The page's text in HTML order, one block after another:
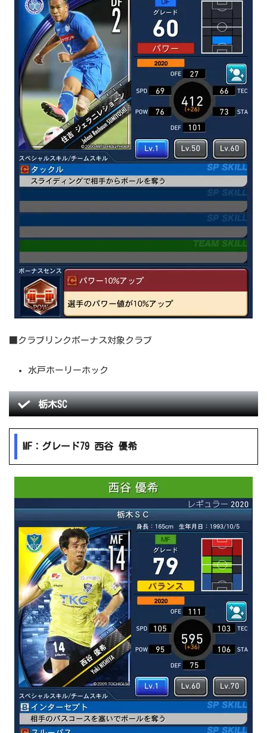
■クラブリンクボーナス対象クラブ
水戸ホーリーホック
栃木SC
MF：グレード79 西谷 優希